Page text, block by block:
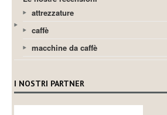
attrezzature
caffè
macchine da caffè
I NOSTRI PARTNER